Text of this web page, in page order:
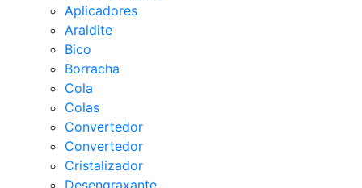
Aplicadores
Araldite
Bico
Borracha
Cola
Colas
Convertedor
Convertedor
Cristalizador